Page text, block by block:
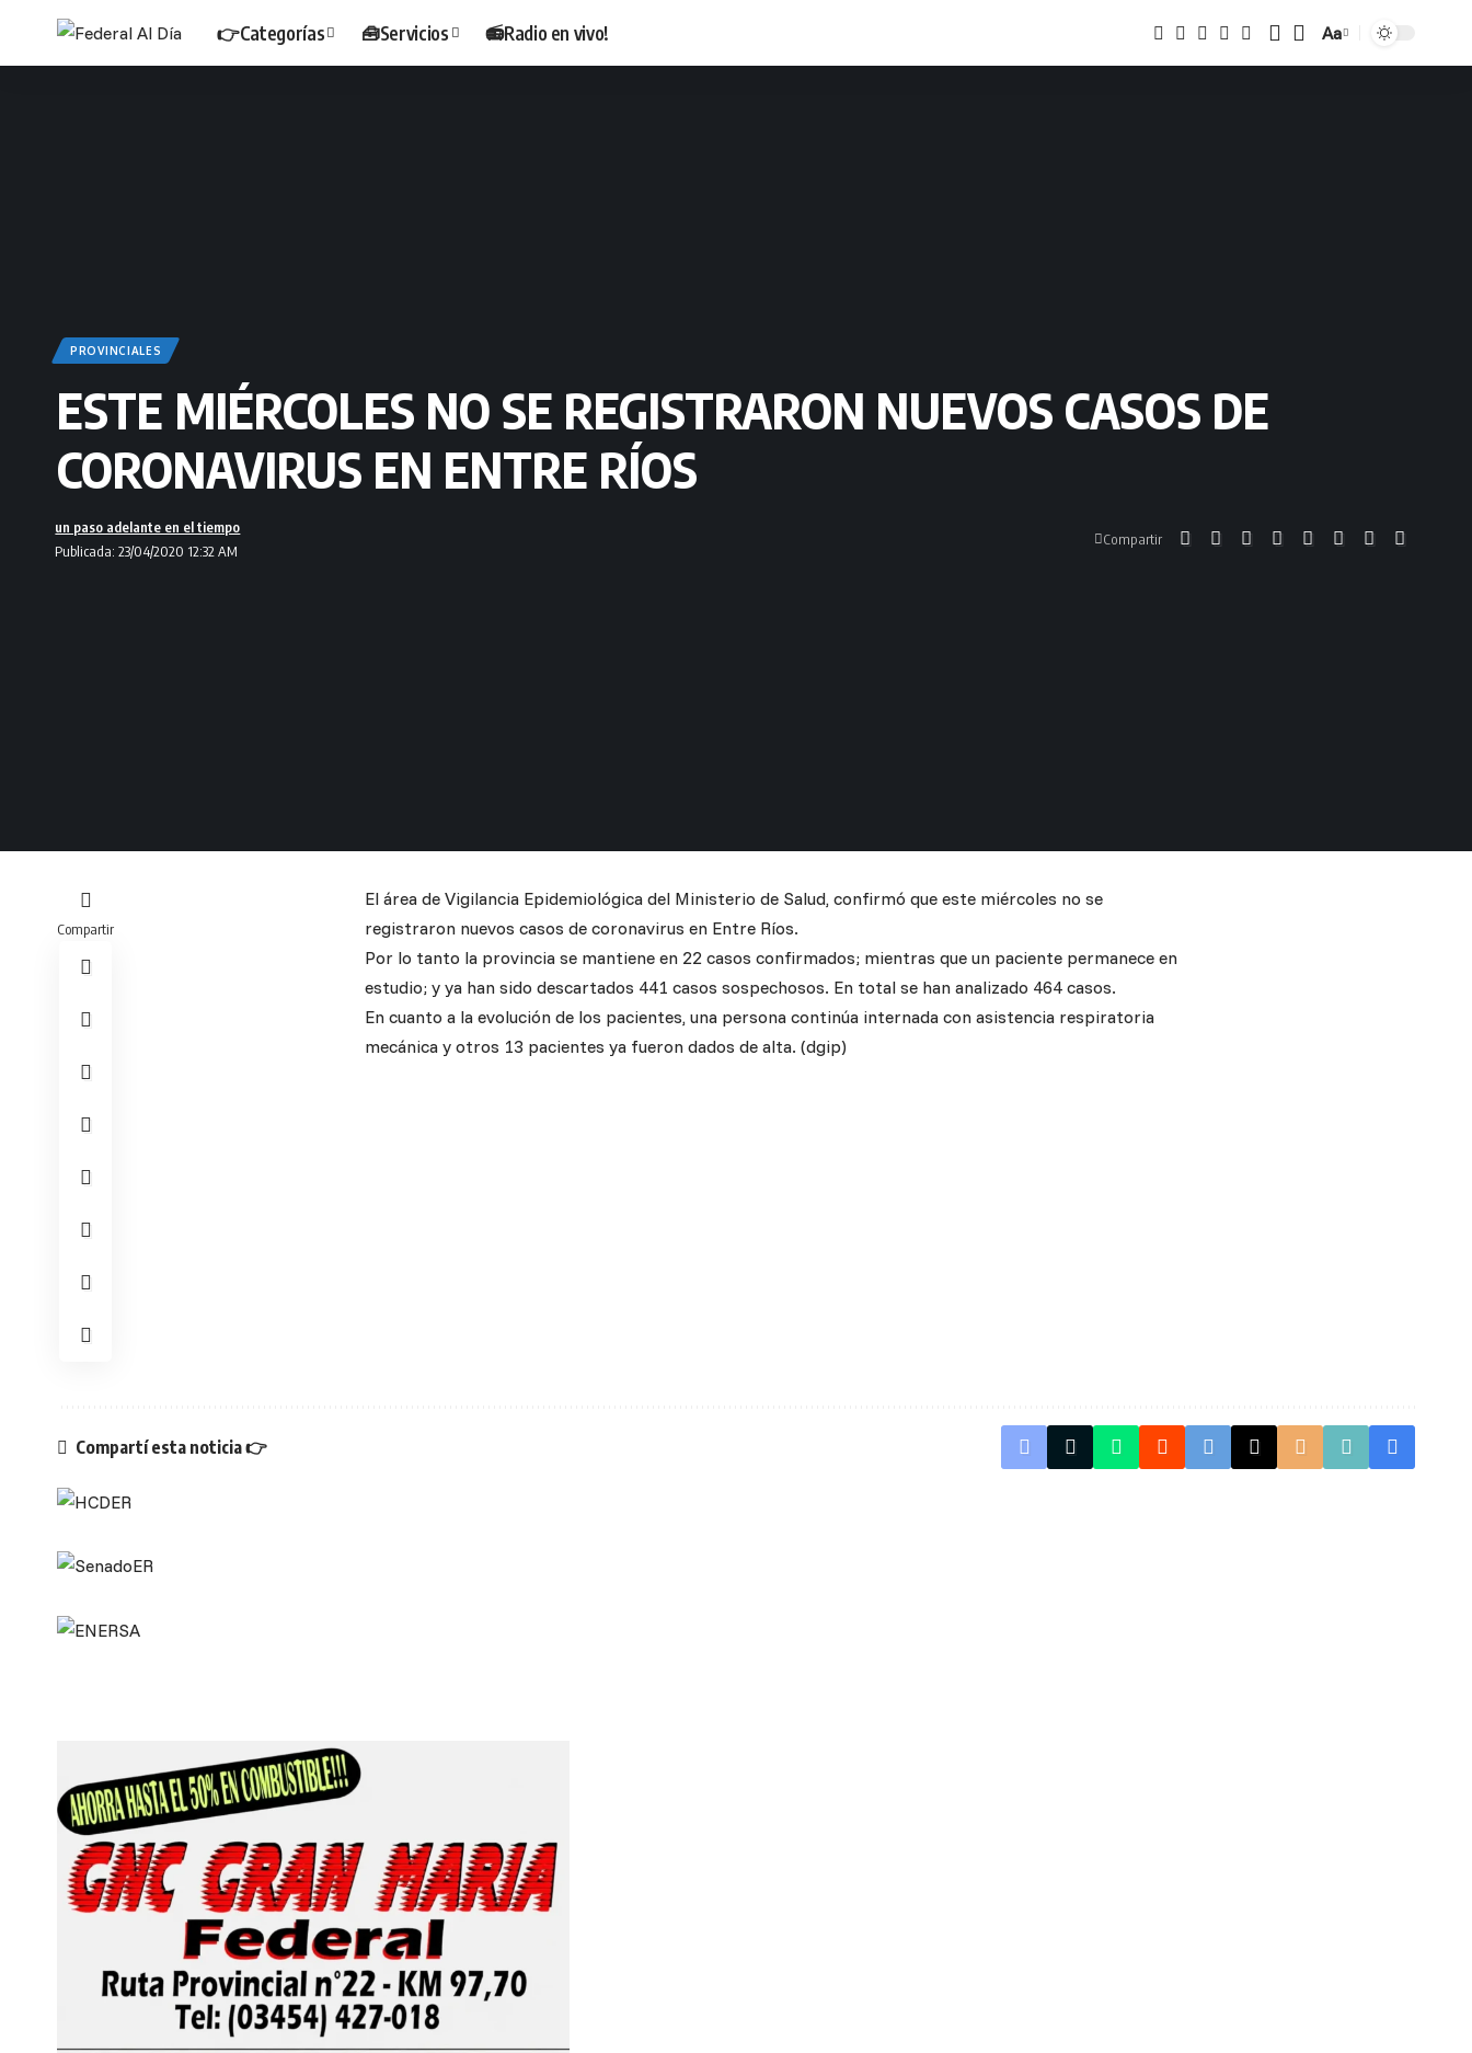
👉Categorías 🧰Servicios 📻Radio en vivo!
Tamaño
Aa
PROVINCIALES
ESTE MIÉRCOLES NO SE REGISTRARON NUEVOS CASOS DE
CORONAVIRUS EN ENTRE RÍOS
Publicada: 23/04/2020 12:32 AM
un paso adelante en el tiempo
Compartir
Compartir
El área de Vigilancia Epidemiológica del Ministerio de Salud, confirmó que este miércoles no se
registraron nuevos casos de coronavirus en Entre Ríos.
Por lo tanto la provincia se mantiene en 22 casos confirmados; mientras que un paciente permanece en
estudio; y ya han sido descartados 441 casos sospechosos. En total se han analizado 464 casos.
En cuanto a la evolución de los pacientes, una persona continúa internada con asistencia respiratoria
mecánica y otros 13 pacientes ya fueron dados de alta. (dgip)
Compartí esta noticia 👉